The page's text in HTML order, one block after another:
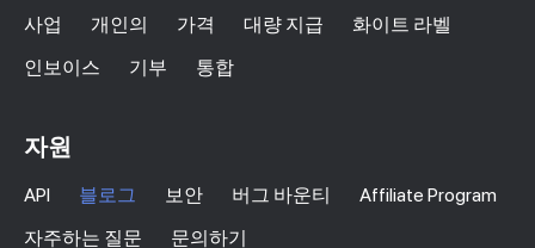
사업 개인의 가격 대량 지급
화이트 라벨
인보이스
기부 통합
자원
API 블로그 보안 버그 바운티
Affiliate Program
자주하는 질문
문의하기